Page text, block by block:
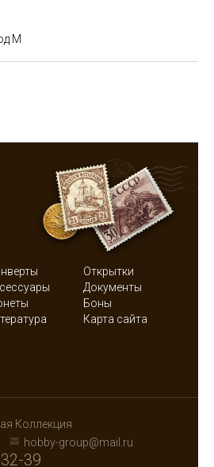
М
Открытки
Документы
Боны
Карта сайта
Коллекция
hobby-group@mail.ru
39